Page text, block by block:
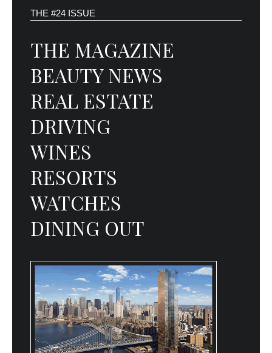
THE #24 ISSUE
THE MAGAZINE
BEAUTY NEWS
REAL ESTATE
DRIVING
WINES
RESORTS
WATCHES
DINING OUT